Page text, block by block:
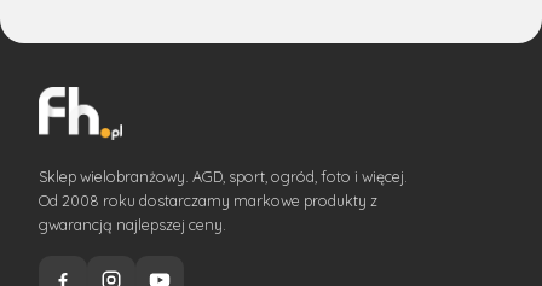
Sklep wielobranżowy. AGD, sport, ogród, foto i więcej.
Od 2008 roku dostarczamy markowe produkty z
gwarancją najlepszej ceny.